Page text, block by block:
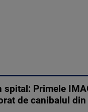
spital: Primele
de canibalul